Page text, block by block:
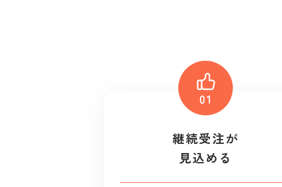
継続受注が
見込める